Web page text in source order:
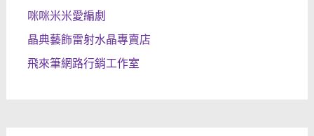
咪咪米米愛編劇
晶典藝飾雷射水晶專賣店
飛來筆網路行銷工作室